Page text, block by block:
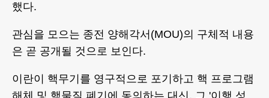
했다.
관심을 모으는 종전 양해각서(MOU)의 구체적 내용
은 곧 공개될 것으로 보인다.
이란이 핵무기를 영구적으로 포기하고 핵 프로그램